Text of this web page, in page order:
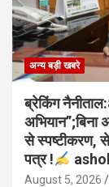
अन्य बड़ी खबरे
ब्रेकिंग
अभियान”;बिना
से स्पष्टीकरण,
पत्र !
August 5, 2026